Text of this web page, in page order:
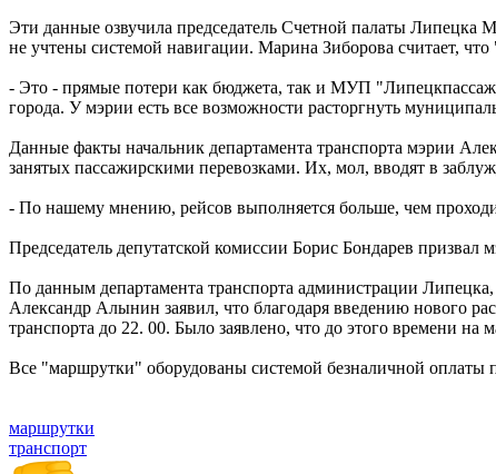
Эти данные озвучила председатель Счетной палаты Липецка
не учтены системой навигации. Марина Зиборова считает,
- Это - прямые потери как бюджета, так и МУП
города. У мэрии есть все возможности расторгнуть
Данные факты начальник департамента транспорта мэрии
занятых пассажирскими перевозками. Их, мол, вводят в
- По нашему мнению, рейсов выполняется больше, чем
Председатель депутатской комиссии Борис Бондарев
По данным департамента транспорта администрации
Александр Алынин заявил, что благодаря введению нового
транспорта до 22. 00. Было заявлено, что до этого времени на
Все "маршрутки" оборудованы системой безналичной
маршрутки
транспорт